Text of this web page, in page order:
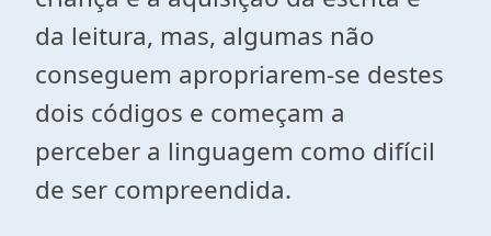
da leitura, mas, algumas não
conseguem apropriarem-se destes
dois códigos e começam a
perceber a linguagem como difícil
de ser compreendida.